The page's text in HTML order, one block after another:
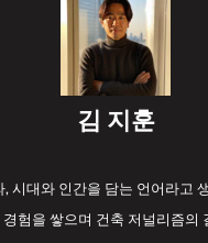
김 지훈
시대와 인간을 담는 언어라고
험을 쌓으며 건축 저널리즘의